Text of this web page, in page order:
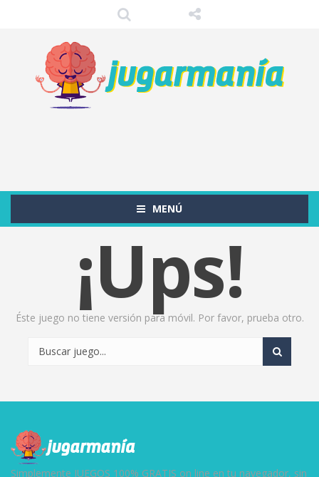
MENÚ
¡Ups!
Éste juego no tiene versión para móvil. Por favor, prueba otro.
Simplemente JUEGOS 100% GRATIS on line en tu navegador, sin